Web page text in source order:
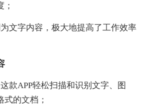
文字内容，极大地提高了工作效率
款APP轻松扫描和识别文字、图
式的文档；